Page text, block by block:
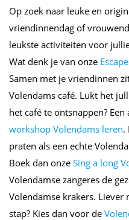
Op zoek naar leuke en
vriendinnendag of
leukste activiteiten voor
Wat denk je van onze
Samen met je vriendinnen
Volendams café. Lukt het
het café te ontsnappen?
workshop Volendams leren.
praten als een echte
Boek dan onze Sing a long
Volendamse zangeres de
Volendamse krakers. Liever
stap? Kies dan voor de